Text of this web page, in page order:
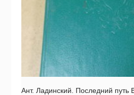
Ант. Ладинский. Последний